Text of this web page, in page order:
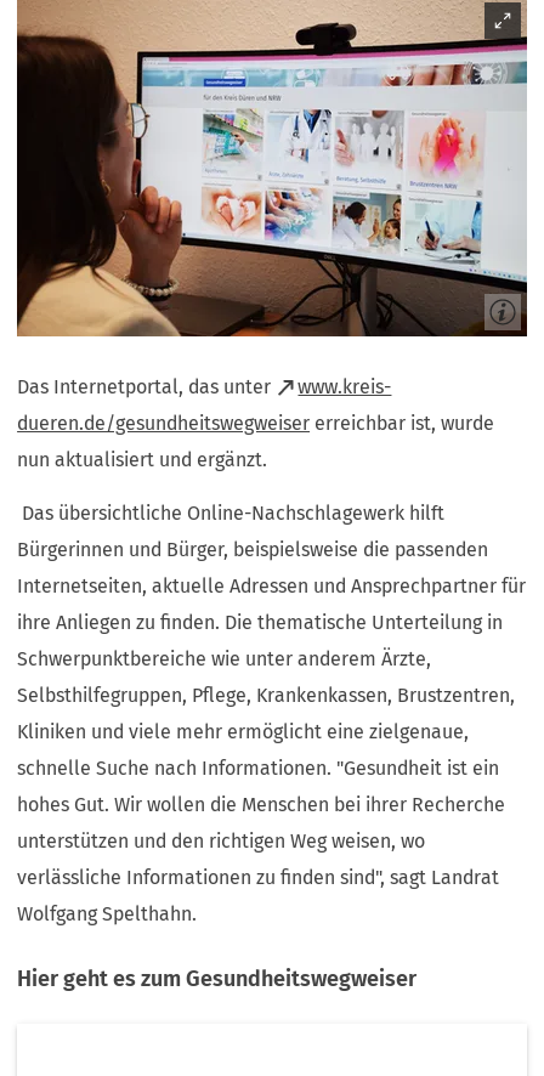
Das Internetportal, das unter
www.kreis-
dueren.de/gesundheitswegweiser
(Öffnet
erreichbar ist, wurde
nun aktualisiert und ergänzt.
Das übersichtliche Online-Nachschlagewerk hilft
Bürgerinnen und Bürger, beispielsweise die passenden
Internetseiten, aktuelle Adressen und Ansprechpartner für
ihre Anliegen zu finden. Die thematische Unterteilung in
Schwerpunktbereiche wie unter anderem Ärzte,
Selbsthilfegruppen, Pflege, Krankenkassen, Brustzentren,
Kliniken und viele mehr ermöglicht eine zielgenaue,
schnelle Suche nach Informationen. "Gesundheit ist ein
hohes Gut. Wir wollen die Menschen bei ihrer Recherche
unterstützen und den richtigen Weg weisen, wo
verlässliche Informationen zu finden sind", sagt Landrat
Wolfgang Spelthahn.
Hier geht es zum Gesundheitswegweiser